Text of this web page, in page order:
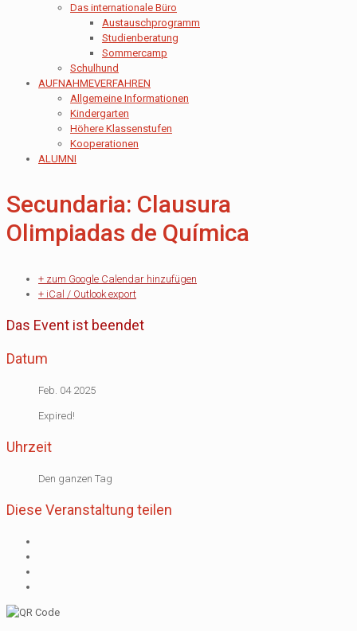
Das internationale Büro
Austauschprogramm
Studienberatung
Sommercamp
Schulhund
AUFNAHMEVERFAHREN
Allgemeine Informationen
Kindergarten
Höhere Klassenstufen
Kooperationen
ALUMNI
Secundaria: Clausura
Olimpiadas de Química
+ zum Google Calendar hinzufügen
+ iCal / Outlook export
Das Event ist beendet
Datum
Feb. 04 2025
Expired!
Uhrzeit
Den ganzen Tag
Diese Veranstaltung teilen